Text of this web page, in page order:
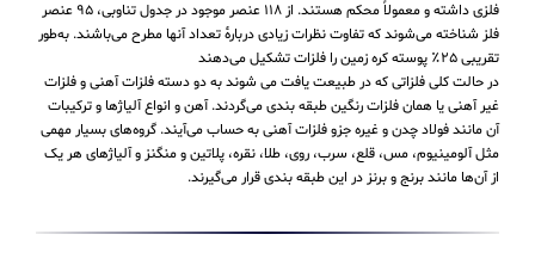
فلزی داشته و معمولاً محکم هستند. از ۱۱۸ عنصر موجود در جدول تناوبی، ۹۵ عنصر
فلز شناخته می‌شوند که تفاوت نظرات زیادی دربارهٔ تعداد آنها مطرح می‌باشند. به‌طور
تقریبی ۲۵٪ پوسته کره زمین را فلزات تشکیل می‌دهند
در حالت کلی فلزاتی که در طبیعت یافت می شوند به دو دسته فلزات آهنی و فلزات
غیر آهنی یا همان فلزات رنگین طبقه بندی می‌گردند. آهن و انواع آلیاژها و ترکیبات
آن مانند فولاد چدن و غیره جزو فلزات آهنی به حساب می‌‌آیند. گروه‌های بسیار مهمی
مثل آلومینیوم، مس، قلع، سرب، روی، طلا، نقره، پلاتین و منگنز و آلیاژهای هر یک
از آن‌ها مانند برنج و برنز در این طبقه‌ بندی قرار می‌‌گیرند.